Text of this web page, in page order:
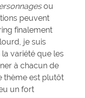
ou
peuvent
finalement
je suis
variété que les
à chacun de
thème est plutôt
un fort